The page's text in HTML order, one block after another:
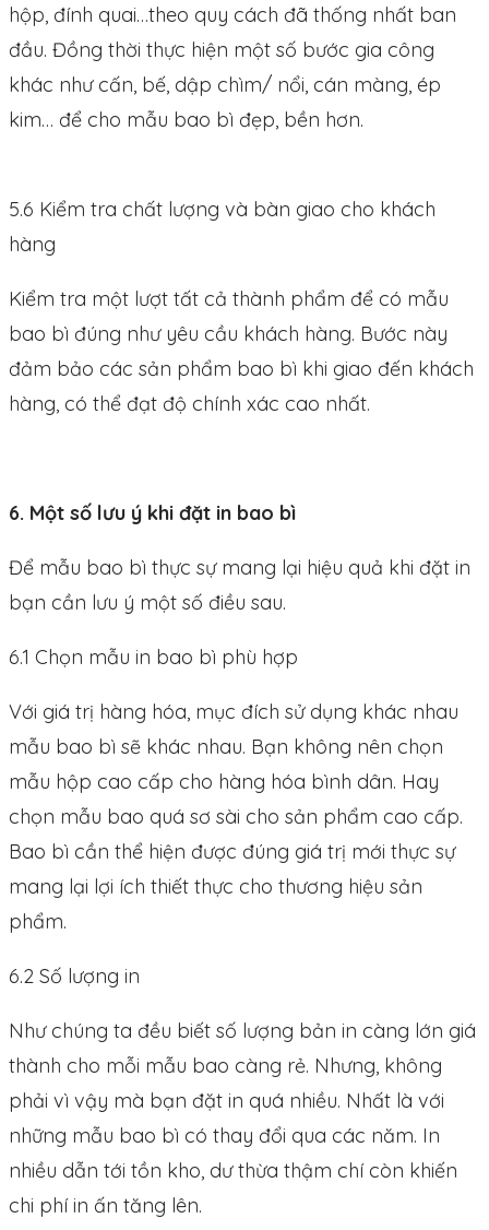
hộp, đính quai…theo quy cách đã thống nhất ban
đầu. Đồng thời thực hiện một số bước gia công
khác như cấn, bế, dập chìm/ nổi, cán màng, ép
kim… để cho mẫu bao bì đẹp, bền hơn.
5.6 Kiểm tra chất lượng và bàn giao cho khách
hàng
Kiểm tra một lượt tất cả thành phẩm để có mẫu
bao bì đúng như yêu cầu khách hàng. Bước này
đảm bảo các sản phẩm bao bì khi giao đến khách
hàng, có thể đạt độ chính xác cao nhất.
6. Một số lưu ý khi đặt in bao bì
Để mẫu bao bì thực sự mang lại hiệu quả khi đặt in
bạn cần lưu ý một số điều sau.
6.1 Chọn mẫu in bao bì phù hợp
Với giá trị hàng hóa, mục đích sử dụng khác nhau
mẫu bao bì sẽ khác nhau. Bạn không nên chọn
mẫu hộp cao cấp cho hàng hóa bình dân. Hay
chọn mẫu bao quá sơ sài cho sản phẩm cao cấp.
Bao bì cần thể hiện được đúng giá trị mới thực sự
mang lại lợi ích thiết thực cho thương hiệu sản
phẩm.
6.2 Số lượng in
Như chúng ta đều biết số lượng bản in càng lớn giá
thành cho mỗi mẫu bao càng rẻ. Nhưng, không
phải vì vậy mà bạn đặt in quá nhiều. Nhất là với
những mẫu bao bì có thay đổi qua các năm. In
nhiều dẫn tới tồn kho, dư thừa thậm chí còn khiến
chi phí in ấn tăng lên.